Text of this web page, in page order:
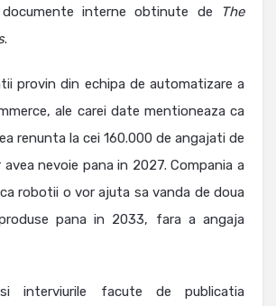
interne obtinute de
The
.
provin din echipa de automatizare a
ale carei date mentioneaza ca
renunta la cei 160.000 de angajati de
nevoie pana in 2027. Compania a
robotii o vor ajuta sa vanda de doua
pana in 2033, fara a angaja
si interviurile facute de publicatia